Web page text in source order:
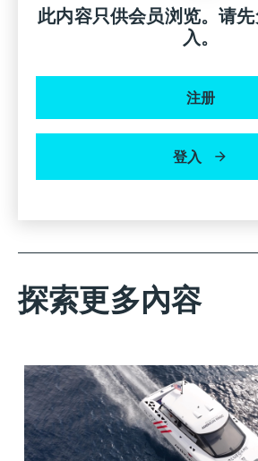
此内容只供会员浏览。请
入。
注册
登入
探索更多內容